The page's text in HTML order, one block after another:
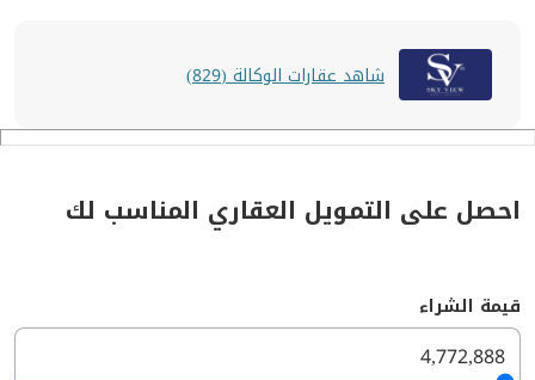
شاهد عقارات الوكالة (829)
احصل على التمويل العقاري المناسب لك
قيمة الشراء